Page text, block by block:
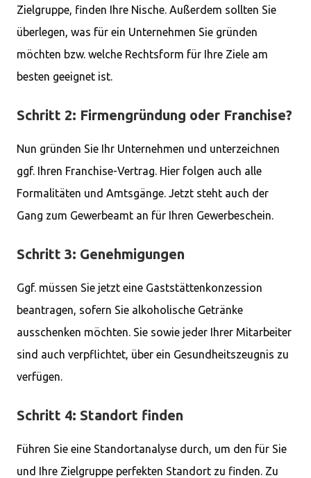
Zielgruppe, finden Ihre Nische. Außerdem sollten Sie
überlegen, was für ein Unternehmen Sie gründen
möchten bzw. welche Rechtsform für Ihre Ziele am
besten geeignet ist.
Schritt 2: Firmengründung oder Franchise?
Nun gründen Sie Ihr Unternehmen und unterzeichnen
ggf. Ihren Franchise-Vertrag. Hier folgen auch alle
Formalitäten und Amtsgänge. Jetzt steht auch der
Gang zum Gewerbeamt an für Ihren Gewerbeschein.
Schritt 3: Genehmigungen
Ggf. müssen Sie jetzt eine Gaststättenkonzession
beantragen, sofern Sie alkoholische Getränke
ausschenken möchten. Sie sowie jeder Ihrer Mitarbeiter
sind auch verpflichtet, über ein Gesundheitszeugnis zu
verfügen.
Schritt 4: Standort finden
Führen Sie eine Standortanalyse durch, um den für Sie
und Ihre Zielgruppe perfekten Standort zu finden. Zu